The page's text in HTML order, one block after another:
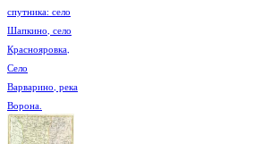
спутника: село
Шапкино, село
Краснояровка,
Село
Варварино, река
Ворона.